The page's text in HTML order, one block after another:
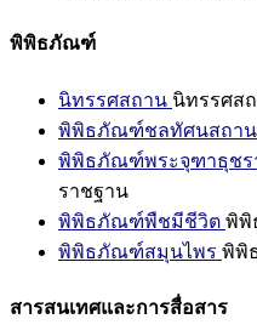
พิพิธภัณฑ์
นิทรรศสถาน นิทรรศส
พิพิธภัณฑ์ชลทัศนสถาน
พิพิธภัณฑ์พระจุฑาธุชร
ราชฐาน
พิพิธภัณฑ์พืชมีชีวิต พิพิ
พิพิธภัณฑ์สมุนไพร พิพิ
สารสนเทศและการสื่อสาร